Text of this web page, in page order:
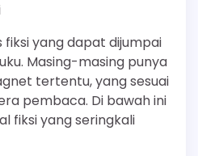
yang dapat dijumpai
Masing-masing punya
tertentu, yang sesuai
pembaca. Di bawah ini
fiksi yang seringkali